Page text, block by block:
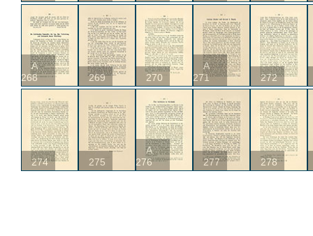
A
268
269 270
A
271
272
274 275
A
276
277 278